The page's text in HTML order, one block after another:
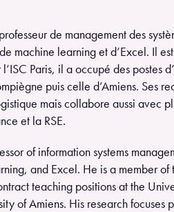
de management des
machine learning et d’Excel. Il
Paris, il a occupé des postes
puis celle d’Amiens. Ses
mais collabore aussi avec
et la RSE.
of information systems
and Excel. He is a member of
teaching positions at the
of Amiens. His research focuses